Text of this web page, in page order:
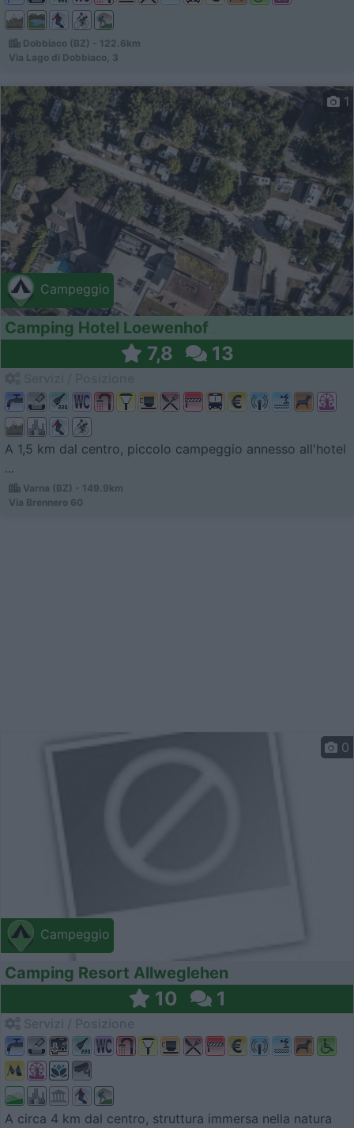
Dobbiaco (BZ) - 122.6km
Via Lago di Dobbiaco, 3
Campeggio
1
Camping Hotel Loewenhof
7,8 13
A 1,5 km dal centro, piccolo campeggio annesso all'hotel
...
Varna (BZ) - 149.9km
Via Brennero 60
Campeggio
0
Camping Resort Allweglehen
10 1
A circa 4 km dal centro, struttura immersa nella natura